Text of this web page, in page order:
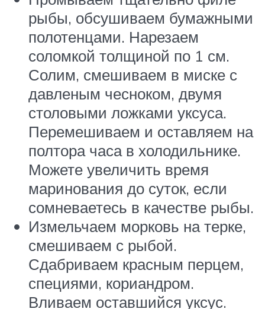
рыбы, обсушиваем бумажными
полотенцами. Нарезаем
соломкой толщиной по 1 см.
Солим, смешиваем в миске с
давленым чесноком, двумя
столовыми ложками уксуса.
Перемешиваем и оставляем на
полтора часа в холодильнике.
Можете увеличить время
маринования до суток, если
сомневаетесь в качестве рыбы.
Измельчаем морковь на терке,
смешиваем с рыбой.
Сдабриваем красным перцем,
специями, кориандром.
Вливаем оставшийся уксус.